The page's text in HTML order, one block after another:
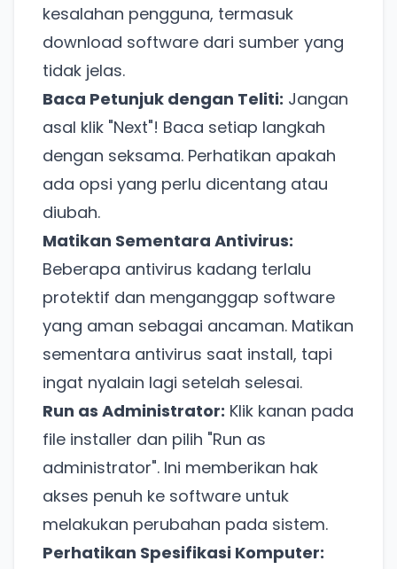
kesalahan pengguna, termasuk
download software dari sumber yang
tidak jelas.
Baca Petunjuk dengan Teliti: Jangan
asal klik "Next"! Baca setiap langkah
dengan seksama. Perhatikan apakah
ada opsi yang perlu dicentang atau
diubah.
Matikan Sementara Antivirus:
Beberapa antivirus kadang terlalu
protektif dan menganggap software
yang aman sebagai ancaman. Matikan
sementara antivirus saat install, tapi
ingat nyalain lagi setelah selesai.
Run as Administrator: Klik kanan pada
file installer dan pilih "Run as
administrator". Ini memberikan hak
akses penuh ke software untuk
melakukan perubahan pada sistem.
Perhatikan Spesifikasi Komputer: